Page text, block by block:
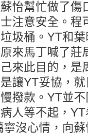
怡幫忙做了傷
注意安全。程
圾桶。YT和
來馬丁喊了莊
來此目的，是
讓YT妥協，
撥款。YT並
人等不起，
沒心情，向